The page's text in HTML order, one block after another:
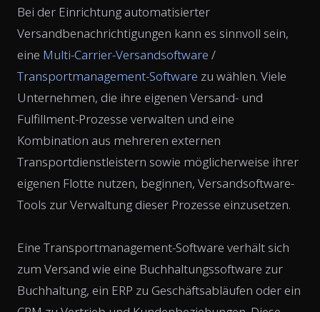
Bei der Einrichtung automatisierter
Versandbenachrichtigungen kann es sinnvoll sein,
eine Multi-Carrier-Versandsoftware /
Transportmanagement-Software zu wählen. Viele
Unternehmen, die ihre eigenen Versand- und
Fulfillment-Prozesse verwalten und eine
Kombination aus mehreren externen
Transportdienstleistern sowie möglicherweise ihrer
eigenen Flotte nutzen, beginnen, Versandsoftware-
Tools zur Verwaltung dieser Prozesse einzusetzen.
Eine Transportmanagement-Software verhält sich
zum Versand wie eine Buchhaltungssoftware zur
Buchhaltung, ein ERP zu Geschäftsabläufen oder ein